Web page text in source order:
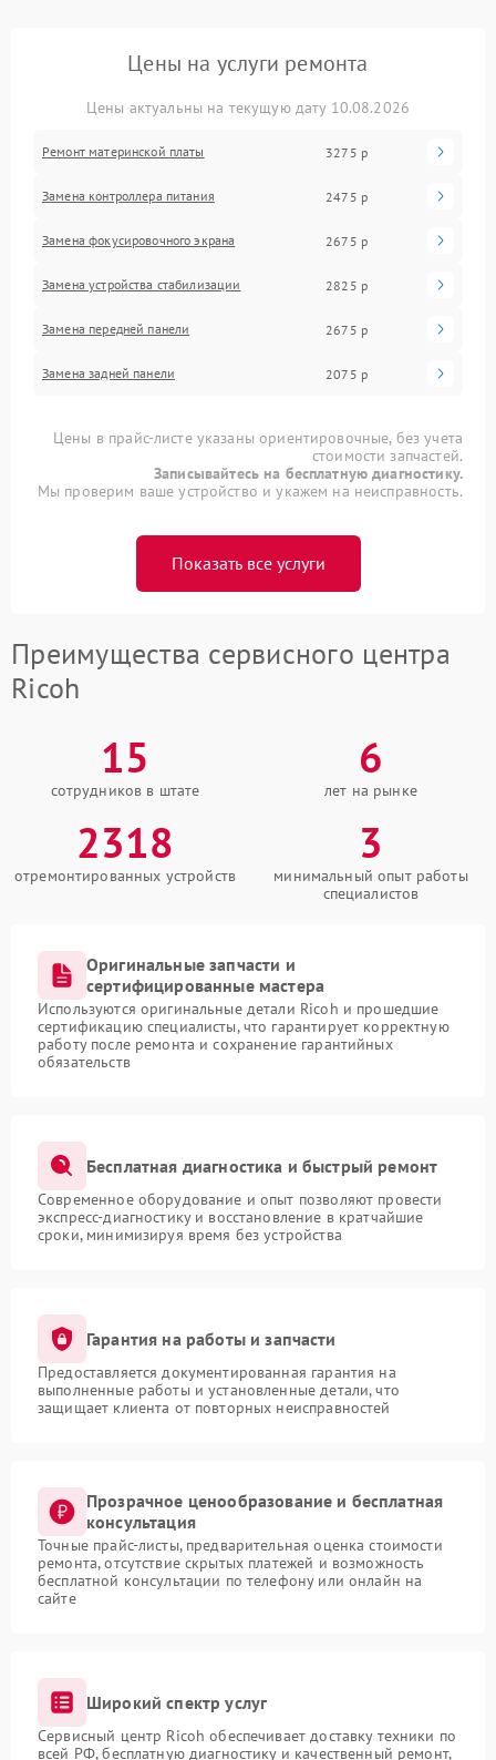
Цены на услуги ремонта
Цены актуальны на текущую дату 10.08.2026
Ремонт материнской платы 3275 р
Замена контроллера питания 2475 р
Замена фокусировочного экрана 2675 р
Замена устройства стабилизации 2825 р
Замена передней панели 2675 р
Замена задней панели 2075 р
Цены в прайс-листе указаны ориентировочные, без учета
стоимости запчастей.
Записывайтесь на бесплатную диагностику.
Мы проверим ваше устройство и укажем на неисправность.
Показать все услуги
Преимущества сервисного центра
Ricoh
15
сотрудников в штате
6
лет на рынке
2318
отремонтированных устройств
3
минимальный опыт работы
специалистов
Оригинальные запчасти и
сертифицированные мастера
Используются оригинальные детали Ricoh и прошедшие
сертификацию специалисты, что гарантирует корректную
работу после ремонта и сохранение гарантийных
обязательств
Бесплатная диагностика и быстрый ремонт
Современное оборудование и опыт позволяют провести
экспресс-диагностику и восстановление в кратчайшие
сроки, минимизируя время без устройства
Гарантия на работы и запчасти
Предоставляется документированная гарантия на
выполненные работы и установленные детали, что
защищает клиента от повторных неисправностей
Прозрачное ценообразование и бесплатная
консультация
Точные прайс-листы, предварительная оценка стоимости
ремонта, отсутствие скрытых платежей и возможность
бесплатной консультации по телефону или онлайн на
сайте
Широкий спектр услуг
Сервисный центр Ricoh обеспечивает доставку техники по
всей РФ, бесплатную диагностику и качественный ремонт,